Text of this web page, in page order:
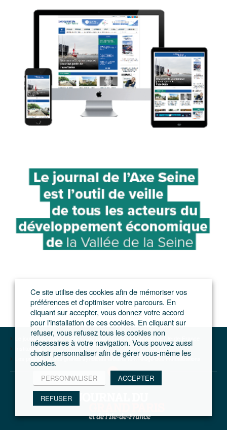
Le journal du Grand Paris – L'actualité du développement de l'Ile-de-France
Institutions
Les présidents des grands syndicats urbains font l’éloge des mutualisations
Ce site utilise des cookies afin de mémoriser vos
préférences et d'optimiser votre parcours. En
cliquant sur accepter, vous donnez votre accord
pour l'installation de ces cookies. En cliquant sur
refuser, vous refusez tous les cookies non
nécessaires à votre navigation. Vous pouvez aussi
choisir personnaliser afin de gérer vous-même les
cookies.
PERSONNALISER ACCEPTER
REFUSER